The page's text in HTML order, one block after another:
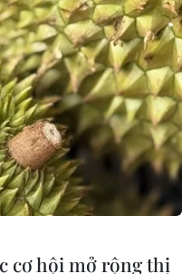
sức
giá
cơ hội mở rộng thị